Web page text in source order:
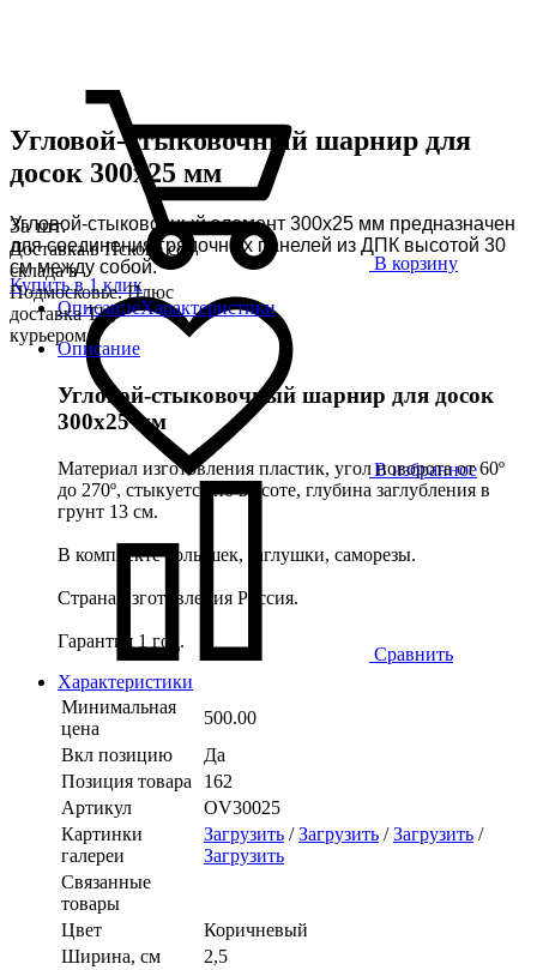
За шт.
Доставка в Пскове со
склада в
Подмосковье. Плюс
доставка ТК,
курьером
В корзину
Купить в 1 клик
В избранное
Сравнить
Угловой-стыковочный шарнир для
досок 300х25 мм
Угловой-стыковочный элемент 300х25 мм предназначен
для соединения грядочных панелей из ДПК высотой 30
см между собой.
ОписаниеХарактеристики
Описание
Угловой-стыковочный шарнир для досок
300х25 мм
Материал изготовления пластик, угол поворота от 60º
до 270º, стыкуется по высоте, глубина заглубления в
грунт 13 см.
В комплекте колышек, заглушки, саморезы.
Страна изготовления Россия.
Гарантия 1 год.
Характеристики
Минимальная
цена
500.00
Вкл позицию
Да
Позиция товара
162
Артикул
OV30025
Картинки
галереи
Загрузить /Загрузить /Загрузить /
Загрузить
Связанные
товары
Цвет
Коричневый
Ширина, см
2,5